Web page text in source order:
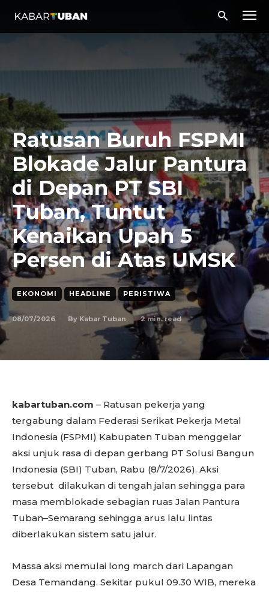
Ratusan Buruh FSPMI
Blokade Jalur Pantura
di Depan PT SBI
Tuban, Tuntut
Kenaikan Upah 5
Persen di Atas UMSK
EKONOMI HEADLINE PERISTIWA
08/07/2026 By Kabar Tuban 2min. read
kabartuban.com – Ratusan pekerja yang
tergabung dalam Federasi Serikat Pekerja Metal
Indonesia (FSPMI) Kabupaten Tuban menggelar
aksi unjuk rasa di depan gerbang PT Solusi Bangun
Indonesia (SBI) Tuban, Rabu (8/7/2026). Aksi
tersebut dilakukan di tengah jalan sehingga para
masa memblokade sebagian ruas Jalan Pantura
Tuban–Semarang sehingga arus lalu lintas
diberlakukan sistem satu jalur.
Massa aksi memulai long march dari Lapangan
Desa Temandang. Sekitar pukul 09.30 WIB, mereka